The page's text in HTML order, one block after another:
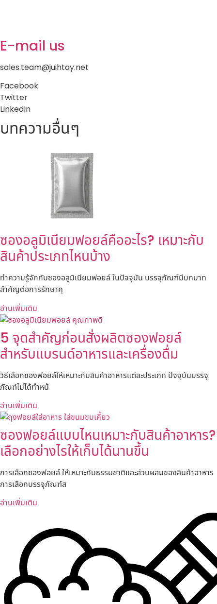
E-mail us
sales.team@juihtay.net
Facebook
Twitter
LinkedIn
บทความอื่นๆ
ซองอลูมิเนียมฟอยล์คืออะไร? เหมาะกับ
สินค้าประเภทไหนบ้าง
ทำความรู้จักกับซองอลูมิเนียมฟอยล์ ในปัจจุบัน บรรจุภัณฑ์มีบทบาท
สำคัญต่อการรักษาคุ
อ่านเพิ่มเติม
5 จุดสำคัญก่อนสั่งผลิตซองฟอยล์
สำหรับแบรนด์อาหารและเครื่องดื่ม
วิธีเลือกซองฟอยล์ให้เหมาะกับสินค้าอาหารแต่ละประเภท ปัจจุบันบรรจุ
ภัณฑ์ไม่ได้ทำหน้
อ่านเพิ่มเติม
ซองฟอยล์แบบไหนเหมาะกับสินค้าอาหาร?
เลือกอย่างไรให้เก็บได้นานขึ้น
การเลือกซองฟอยล์ ให้เหมาะกับธรรมชาติและส่วนผสมของสินค้าอาหาร
การเลือกบรรจุภัณฑ์ส
อ่านเพิ่มเติม